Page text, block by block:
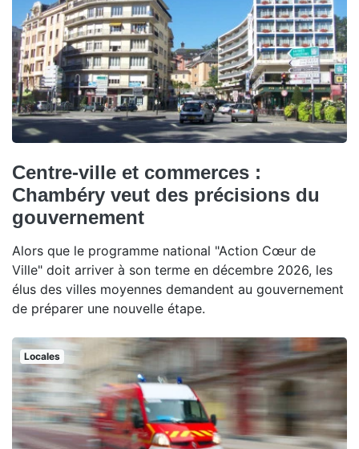
Centre-ville et commerces :
Chambéry veut des précisions du
gouvernement
Alors que le programme national "Action Cœur de
Ville" doit arriver à son terme en décembre 2026, les
élus des villes moyennes demandent au gouvernement
de préparer une nouvelle étape.
Locales